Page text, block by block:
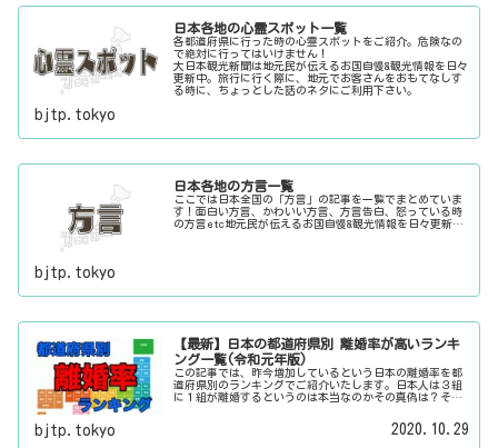
日本各地の心霊スポット一覧
各都道府県に行った時の心霊スポットをご紹介。危険なの
で絶対に行ってはいけません！
大日本観光新聞は地元民が伝えるお国自慢&観光情報を日々
更新中。旅行に行く際に、地元でお客さんをおもてなしす
る時に、ちょっとした話のネタにご利用下さい。
bjtp.tokyo
日本各地の方言一覧
ここでは日本全国の「方言」の記事を一覧でまとめていま
す！面白い方言、かわいい方言、方言告白、怒っている時
の方言etc地元民が伝えるお国自慢&観光情報を日々更新
bjtp.tokyo
【最新】日本の都道府県別 離婚率が高いランキ
ング一覧(令和元年版)
この記事では、昨今増加しているという日本の離婚率を都
道府県別のランキングでご紹介いたします。日本人は３組
に１組が離婚するというのは本当なのかその真偽は？その
スポット・デートスポット・パワースポット・心霊スポッ
トなどの各都道府県の観光情報・ローカル情報を配信して
bjtp.tokyo 2020.10.29